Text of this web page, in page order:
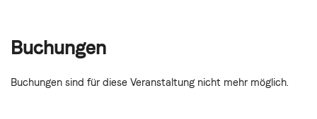
Buchungen
Buchungen sind für diese Veranstaltung nicht mehr möglich.